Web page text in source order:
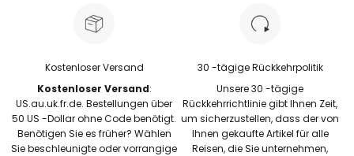
Kostenloser Versand
Kostenloser Versand:
US.au.uk.fr.de. Bestellungen über
50 US -Dollar ohne Code benötigt.
Benötigen Sie es früher? Wählen
Sie beschleunigte oder vorrangige
30 -tägige Rückkehrpolitik
Unsere 30 -tägige
Rückkehrrichtlinie gibt Ihnen Zeit,
um sicherzustellen, dass der von
Ihnen gekaufte Artikel für alle
Reisen, die Sie unternehmen,